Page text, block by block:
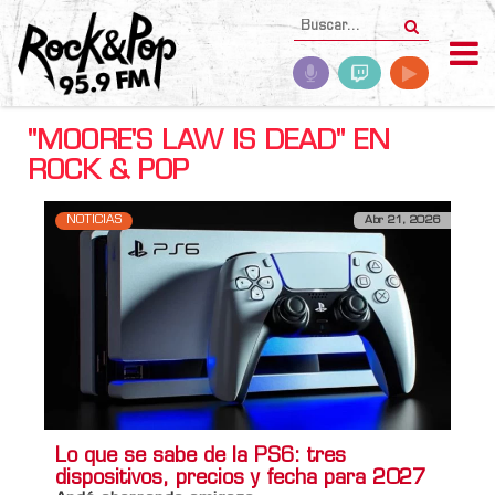
"MOORE'S LAW IS DEAD" EN
ROCK & POP
NOTICIAS Abr 21, 2026
Lo que se sabe de la PS6: tres
dispositivos, precios y fecha para 2027